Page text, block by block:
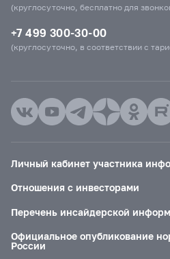
(круглосуточно, бесплатно для
+7 499 300-30-00
(круглосуточно, в соответствии с
Личный кабинет участника
Отношения с инвесторами
Перечень инсайдерской
Официальное опубликование
России